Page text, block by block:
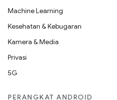
Machine Learning
Kesehatan & Kebugaran
Kamera & Media
Privasi
5G
PERANGKAT ANDROID